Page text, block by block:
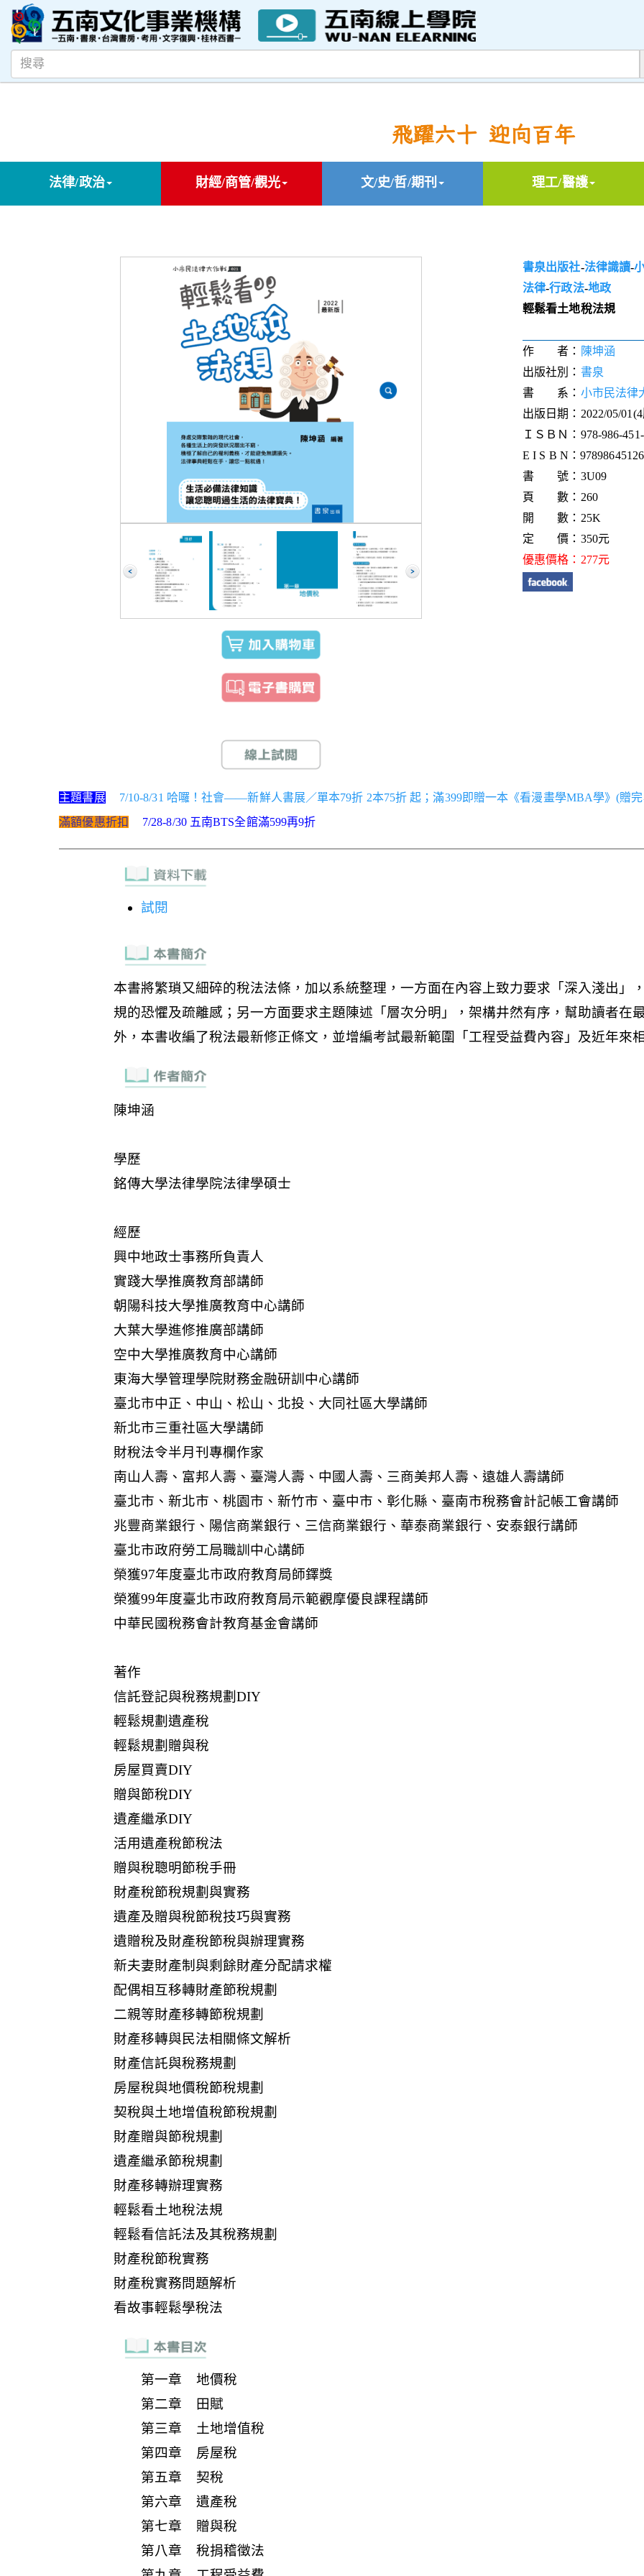
飛躍六十 迎向百年
法律/政治 財經/商管/觀光 文/史/哲/期刊 理工/醫護
書泉出版社-法律識讀-
法律-行政法-地政
輕鬆看土地稅法規
作 者： 陳坤涵
出版社別： 書泉
書 系： 小市民法律
出版日期：2022/05/
ＩＳＢＮ：978-986-
E I S B N：
書 號：3U09
頁 數：260
開 數：25K
定 價：350元
優惠價格：277元
主題書展
7/10-8/31 哈囉！社會——新鮮人書展／單本79折 2本75折 起；滿399即贈一本《看漫畫學MBA學》(贈
滿額優惠折扣
7/28-8/30 五南BTS全館滿599再9折
試閱
第一章 地價稅
第二章 田賦
第三章 土地增值稅
第四章 房屋稅
第五章 契稅
第六章 遺產稅
第七章 贈與稅
第八章 稅捐稽徵法